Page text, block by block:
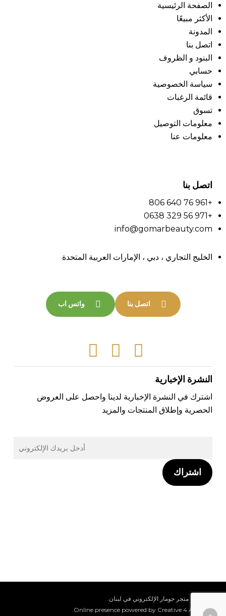
الصفحة الرئيسية
الأكثر مبيعًا
المدونة
اتصل بنا
البنود و الظروف
حسابي
سياسة الخصوصية
قائمة الرغبات
تسوق
معلومات التوصيل
معلومات عنا
اتصل بنا
+961 76 640 806
+971 56 329 0638
info@gomarbeauty.com
الخليج التجاري ، دبي ، الإمارات العربية المتحدة
اتصل بنا واتس اب
Facebook
Instagram
Tiktok
النشرة الإخبارية
اشترك في النشرة الإخبارية لدينا واحصل على العروض
الحصرية وإطلاق المنتجات والمزيد
اشتراك
Online presence powered by Creative 4 All s.a.r.l.